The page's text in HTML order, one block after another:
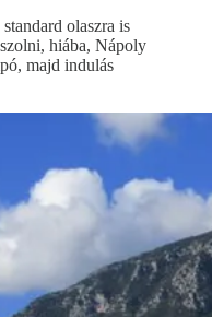
olaszra is
hiába, Nápoly
majd indulás